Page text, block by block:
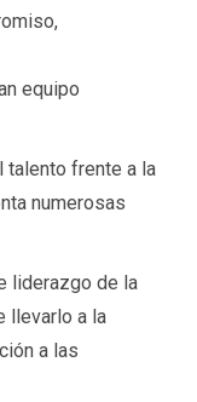
equipo
talento frente a la
numerosas
liderazgo de la
llevarlo a la
a las